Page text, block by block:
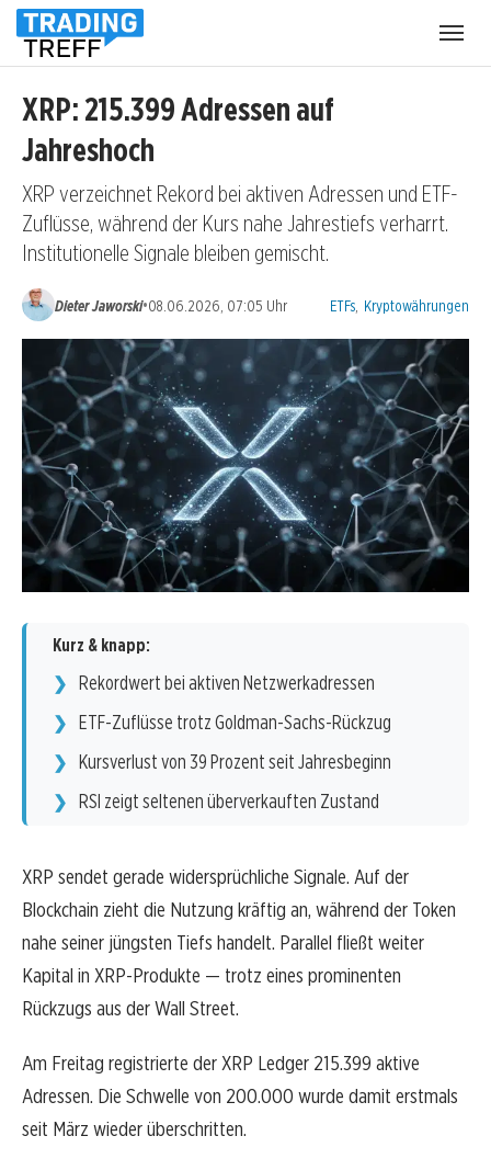
XRP: 215.399 Adressen auf
Jahreshoch
XRP verzeichnet Rekord bei aktiven Adressen und ETF-
Zuflüsse, während der Kurs nahe Jahrestiefs verharrt.
Institutionelle Signale bleiben gemischt.
Dieter Jaworski•08.06.2026, 07:05 Uhr Kategorien:
ETFs Kryptowährungen
Kurz & knapp:
Rekordwert bei aktiven Netzwerkadressen
ETF-Zuflüsse trotz Goldman-Sachs-Rückzug
Kursverlust von 39 Prozent seit Jahresbeginn
RSI zeigt seltenen überverkauften Zustand
XRP sendet gerade widersprüchliche Signale. Auf der
Blockchain zieht die Nutzung kräftig an, während der Token
nahe seiner jüngsten Tiefs handelt. Parallel fließt weiter
Kapital in XRP-Produkte — trotz eines prominenten
Rückzugs aus der Wall Street.
Am Freitag registrierte der XRP Ledger 215.399 aktive
Adressen. Die Schwelle von 200.000 wurde damit erstmals
seit März wieder überschritten.